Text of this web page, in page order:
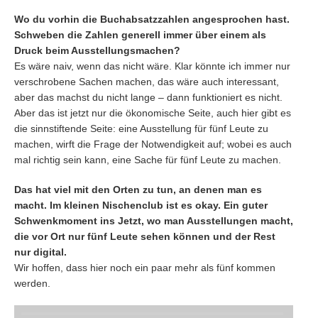
Wo du vorhin die Buchabsatzzahlen angesprochen hast.
Schweben die Zahlen generell immer über einem als
Druck beim Ausstellungsmachen?
Es wäre naiv, wenn das nicht wäre. Klar könnte ich immer nur
verschrobene Sachen machen, das wäre auch interessant,
aber das machst du nicht lange – dann funktioniert es nicht.
Aber das ist jetzt nur die ökonomische Seite, auch hier gibt es
die sinnstiftende Seite: eine Ausstellung für fünf Leute zu
machen, wirft die Frage der Notwendigkeit auf; wobei es auch
mal richtig sein kann, eine Sache für fünf Leute zu machen.
Das hat viel mit den Orten zu tun, an denen man es
macht. Im kleinen Nischenclub ist es okay. Ein guter
Schwenkmoment ins Jetzt, wo man Ausstellungen macht,
die vor Ort nur fünf Leute sehen können und der Rest
nur digital.
Wir hoffen, dass hier noch ein paar mehr als fünf kommen
werden.